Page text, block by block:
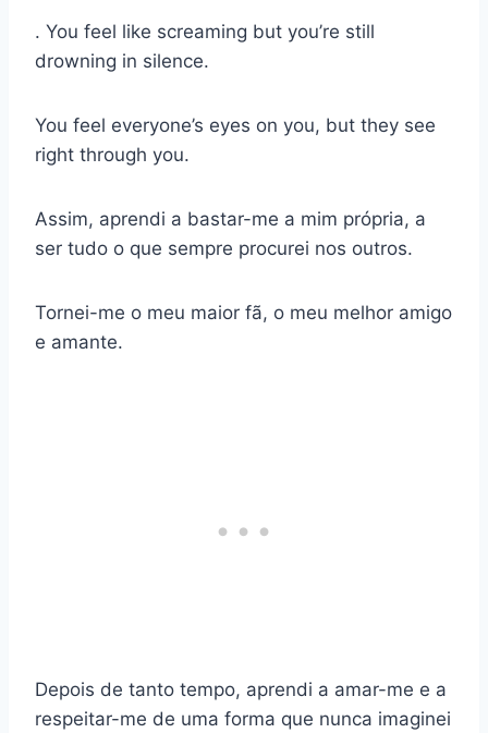
. You feel like screaming but you’re still
drowning in silence.
You feel everyone’s eyes on you, but they see
right through you.
Assim, aprendi a bastar-me a mim própria, a
ser tudo o que sempre procurei nos outros.
Tornei-me o meu maior fã, o meu melhor amigo
e amante.
Depois de tanto tempo, aprendi a amar-me e a
respeitar-me de uma forma que nunca imaginei